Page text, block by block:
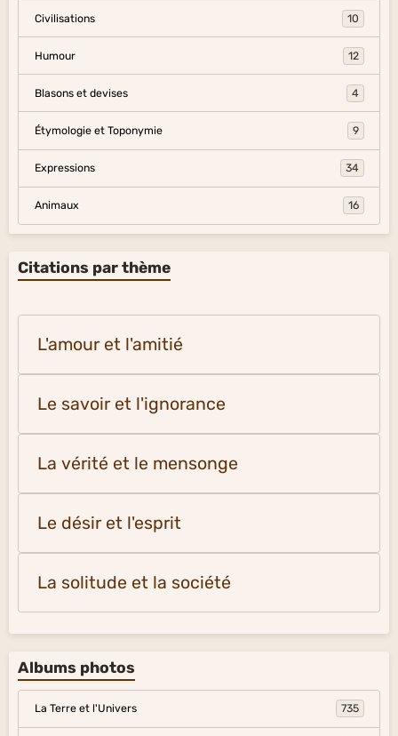
Civilisations 10
Humour 12
Blasons et devises 4
Étymologie et Toponymie 9
Expressions 34
Animaux 16
Citations par thème
L'amour et l'amitié
Le savoir et l'ignorance
La vérité et le mensonge
Le désir et l'esprit
La solitude et la société
Albums photos
La Terre et l'Univers 735